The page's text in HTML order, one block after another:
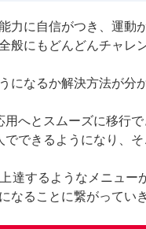
に自信がつき、運動
にもどんどんチャレ
なるか解決方法が分
へとスムーズに移行
できるようになり、
達するようなメニュ
なることに繋がっていき